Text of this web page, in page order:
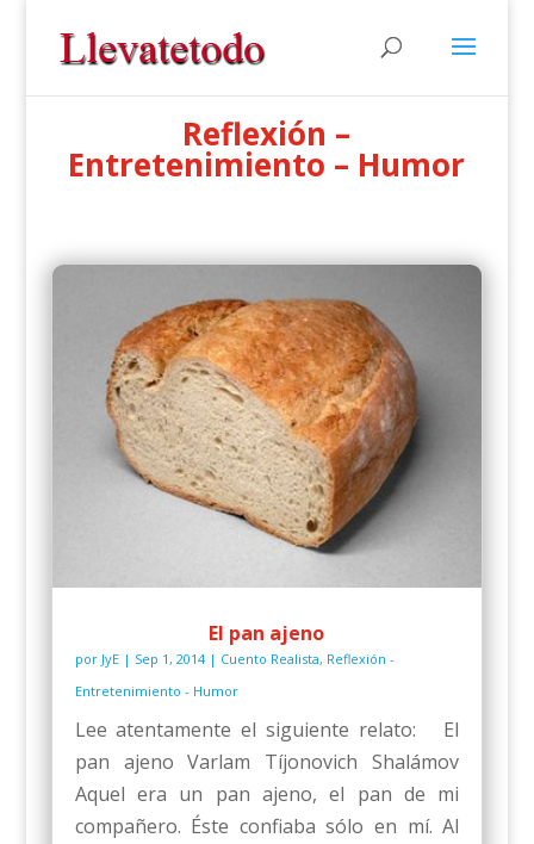
Reflexión –
Entretenimiento – Humor
El pan ajeno
por JyE| Sep 1, 2014| Cuento Realista, Reflexión -
Entretenimiento - Humor
Lee atentamente el siguiente relato: El
pan ajeno Varlam Tíjonovich Shalámov
Aquel era un pan ajeno, el pan de mi
compañero. Éste confiaba sólo en mí. Al